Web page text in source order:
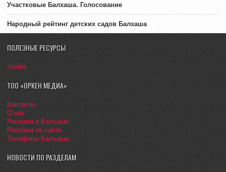
Участковые Балхаша. Голосование
Народный рейтинг детских садов Балхаша
ПОЛЕЗНЫЕ РЕСУРСЫ
Jooble
ТОО «ОРКЕН МЕДИА»
Контакты
О нас
Реклама в Балхаше
Реклама на сайте
Телефоны Балхаша
НОВОСТИ ПО РАЗДЕЛАМ